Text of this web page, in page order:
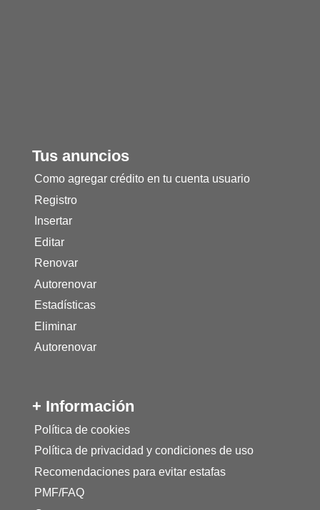
Tus anuncios
Como agregar crédito en tu cuenta usuario
Registro
Insertar
Editar
Renovar
Autorenovar
Estadísticas
Eliminar
Autorenovar
+ Información
Política de cookies
Política de privacidad y condiciones de uso
Recomendaciones para evitar estafas
PMF/FAQ